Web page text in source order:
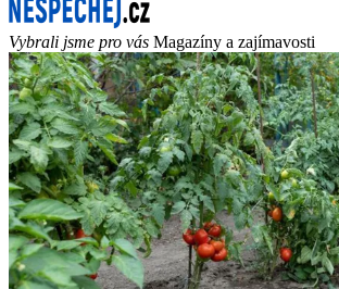
Vybrali jsme pro vás Magazíny a zajímavosti